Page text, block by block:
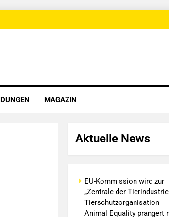
MAGAZIN
Aktuelle News
EU-Kommission wird zur
„Zentrale der
Tierschutzorganisation
Animal Equality prangert